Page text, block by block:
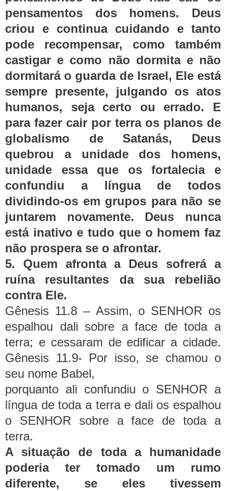
pensamentos dos homens. Deus
criou e continua cuidando e tanto
pode recompensar, como também
castigar e como não dormita e não
dormitará o guarda de Israel, Ele está
sempre presente, julgando os atos
humanos, seja certo ou errado. E
para fazer cair por terra os planos de
globalismo de Satanás, Deus
quebrou a unidade dos homens,
unidade essa que os fortalecia e
confundiu a língua de todos
dividindo-os em grupos para não se
juntarem novamente. Deus nunca
está inativo e tudo que o homem faz
não prospera se o afrontar.
5. Quem afronta a Deus sofrerá a
ruína resultantes da sua rebelião
contra Ele.
Gênesis 11.8 – Assim, o SENHOR os
espalhou dali sobre a face de toda a
terra; e cessaram de edificar a cidade.
Gênesis 11.9- Por isso, se chamou o
seu nome Babel,
porquanto ali confundiu o SENHOR a
língua de toda a terra e dali os espalhou
o SENHOR sobre a face de toda a
terra.
A situação de toda a humanidade
poderia ter tomado um rumo
diferente, se eles tivessem